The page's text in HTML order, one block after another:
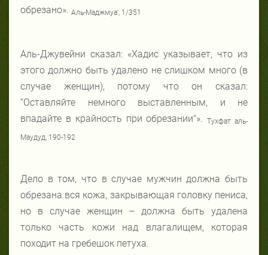
обрезано». Аль-Маджмуа', 1/351
Аль-Джувейни сказал: «Хадис указывает, что из
этого должно быть удалено не слишком много (в
случае женщин), потому что он сказал:
“Оставляйте немного выставленным, и не
впадайте в крайность при обрезании"».Тухфат аль-
Маудуд, 190-192
Дело в том, что в случае мужчин должна быть
обрезана вся кожа, закрывающая головку пениса,
но в случае женщин – должна быть удалена
только часть кожи над влагалищем, которая
походит на гребешок петуха.